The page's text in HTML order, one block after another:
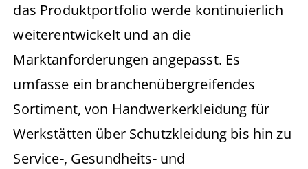
das Produktportfolio werde kontinuierlich
weiterentwickelt und an die
Marktanforderungen angepasst. Es
umfasse ein branchenübergreifendes
Sortiment, von Handwerkerkleidung für
Werkstätten über Schutzkleidung bis hin zu
Service-, Gesundheits- und